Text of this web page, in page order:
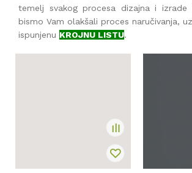
temelj svakog procesa dizajna i izrade
bismo Vam olakšali proces naručivanja,
ispunjenu KROJNU LISTU.